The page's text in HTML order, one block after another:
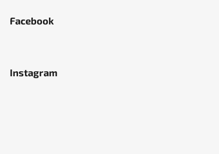
Facebook
Instagram